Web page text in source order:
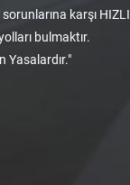
karşı HIZLI
bulmaktır.
Yasalardır."